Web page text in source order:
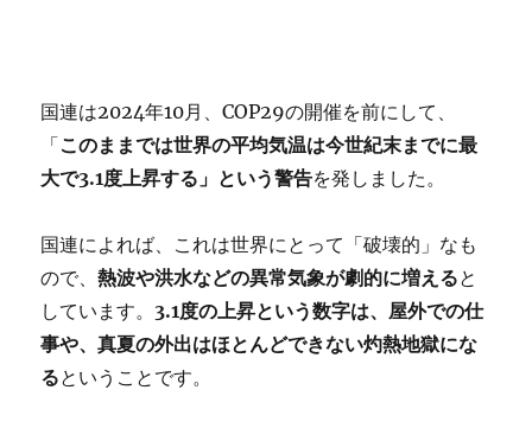
国連は2024年10月、COP29の開催を前にして、
「このままでは世界の平均気温は今世紀末までに最
大で3.1度上昇する」という警告を発しました。
国連によれば、これは世界にとって「破壊的」なも
ので、熱波や洪水などの異常気象が劇的に増えると
しています。 3.1度の上昇という数字は、屋外での仕
事や、真夏の外出はほとんどできない灼熱地獄にな
るということです。